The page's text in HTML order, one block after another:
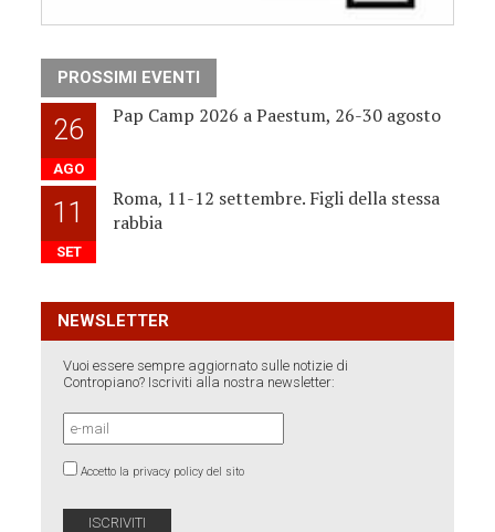
PROSSIMI EVENTI
26
AGO
Pap Camp 2026 a Paestum, 26-30 agosto
11
SET
Roma, 11-12 settembre. Figli della stessa
rabbia
NEWSLETTER
Vuoi essere sempre aggiornato sulle notizie di
Contropiano? Iscriviti alla nostra newsletter:
Accetto la privacy policy del sito